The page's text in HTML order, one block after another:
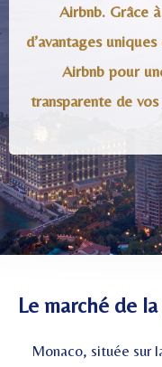
Airbnb. Grâce
d’avantages
Airbnb pour
transparente de
Le marché de
Monaco, située sur